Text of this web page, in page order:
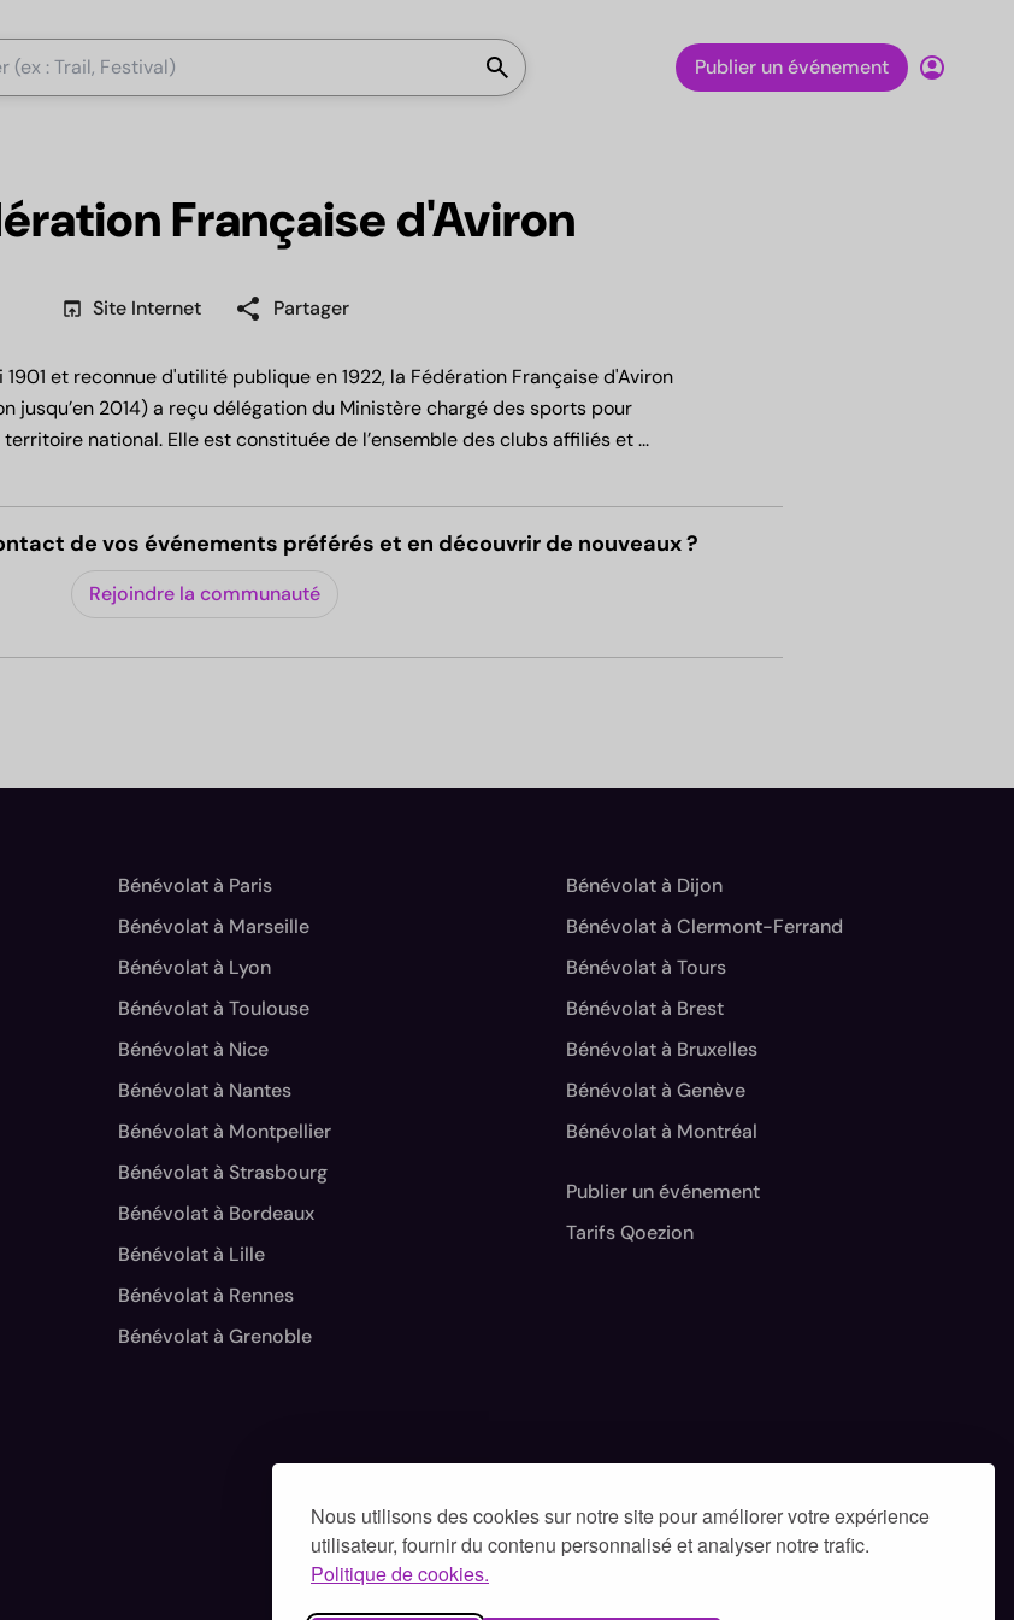
Nous utilisons des cookies sur notre site pour améliorer votre expérience
utilisateur, fournir du contenu personnalisé et analyser notre trafic.
Politique de cookies.
search Lancer la recherchePublier un événement account_circle
Française d'Aviron
open_in_browser Site Internet share Partager
et reconnue d'utilité publique en 1922, la Fédération Française d'Aviron
jusqu’en 2014) a reçu délégation du Ministère chargé des sports pour
national. Elle est constituée de l’ensemble des clubs affiliés et...
de vos événements préférés et en découvrir de nouveaux ?
Rejoindre la communauté
Bénévolat à Paris
Bénévolat à Marseille
Bénévolat à Lyon
Bénévolat à Toulouse
Bénévolat à Nice
Bénévolat à Nantes
Bénévolat à Montpellier
Bénévolat à Strasbourg
Bénévolat à Bordeaux
Bénévolat à Lille
Bénévolat à Rennes
Bénévolat à Grenoble
Bénévolat à Dijon
Bénévolat à Clermont-Ferrand
Bénévolat à Tours
Bénévolat à Brest
Bénévolat à Bruxelles
Bénévolat à Genève
Bénévolat à Montréal
Publier un événement
Tarifs Qoezion